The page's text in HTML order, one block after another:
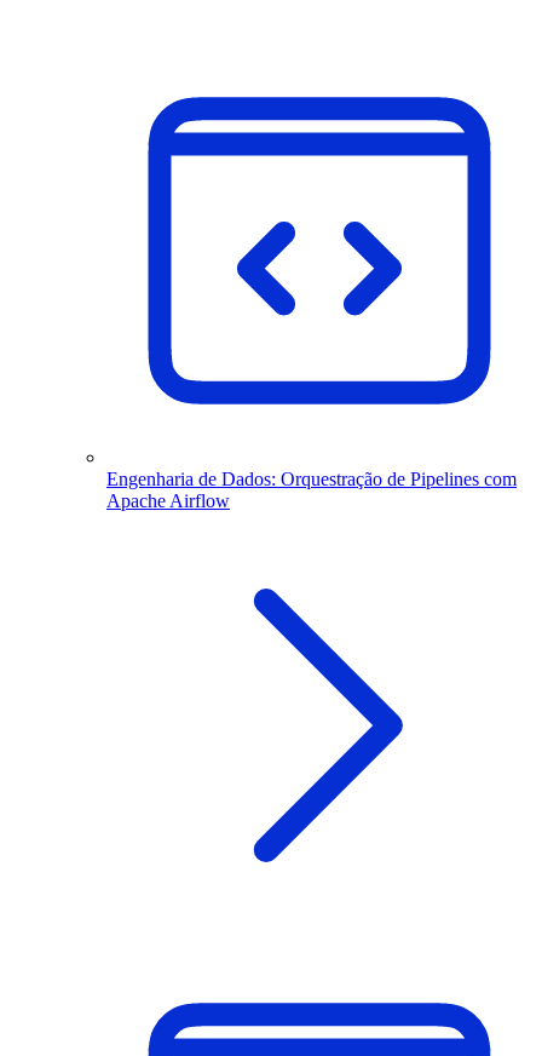
Engenharia de Dados: Orquestração de Pipelines com
Apache Airflow